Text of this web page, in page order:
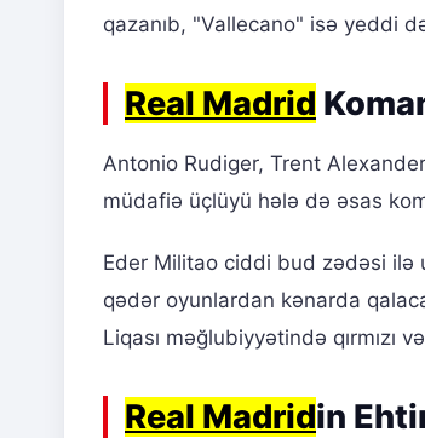
qazanıb, "Vallecano" isə yeddi
Real Madrid
Antonio Rudiger, Trent
müdafiə üçlüyü hələ də əsas
Eder Militao ciddi bud zədəsi ilə
qədər oyunlardan kənarda
Liqası məğlubiyyətində qırmızı
Real Madridin